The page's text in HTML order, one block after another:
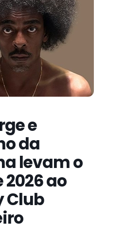
e
da
levam o
ao
Club